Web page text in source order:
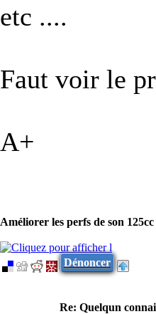
etc ....
Faut voir le
A+
Améliorer les perfs de son
Dénoncer
Re: Quelqun